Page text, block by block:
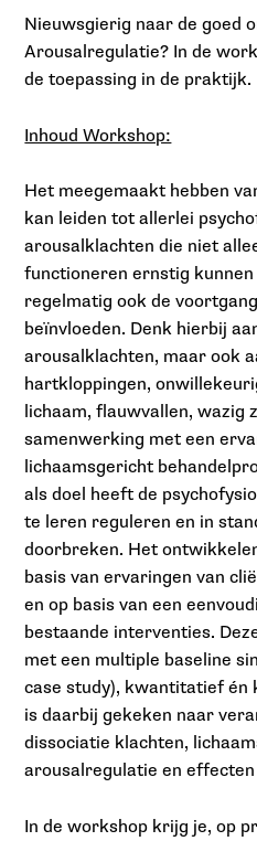
Nieuwsgierig naar de goed
Arousalregulatie? In de
de toepassing in de praktijk.
Inhoud Workshop:
Het meegemaakt hebben
kan leiden tot allerlei
arousalklachten die niet
functioneren ernstig
regelmatig ook de
beïnvloeden. Denk hierbij
arousalklachten, maar ook
hartkloppingen,
lichaam, flauwvallen, wazig
samenwerking met een
lichaamsgericht
als doel heeft de
te leren reguleren en in
doorbreken. Het
basis van ervaringen van
en op basis van een
bestaande interventies.
met een multiple baseline
case study), kwantitatief
is daarbij gekeken naar
dissociatie klachten,
arousalregulatie en
In de workshop krijg je, op